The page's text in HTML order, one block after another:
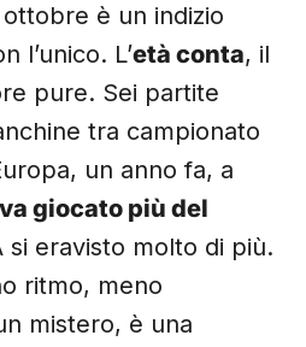
ottobre è un indizio
l’unico. L’età conta, il
pure. Sei partite
tra campionato
un anno fa, a
giocato più del
si eravisto molto di più.
ritmo, meno
mistero, è una